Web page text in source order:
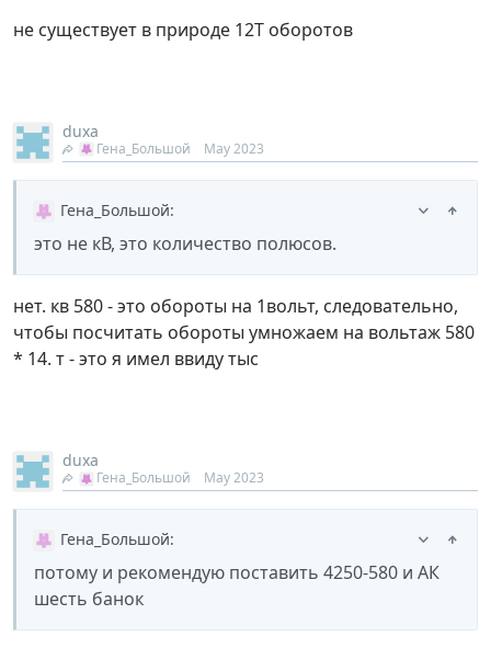
не существует в природе 12Т оборотов
duxa
Гена_Большой May 2023
Гена_Большой:
это не кВ, это количество полюсов.
нет. кв 580 - это обороты на 1вольт, следовательно,
чтобы посчитать обороты умножаем на вольтаж 580
* 14. т - это я имел ввиду тыс
duxa
Гена_Большой May 2023
Гена_Большой:
потому и рекомендую поставить 4250-580 и АК
шесть банок